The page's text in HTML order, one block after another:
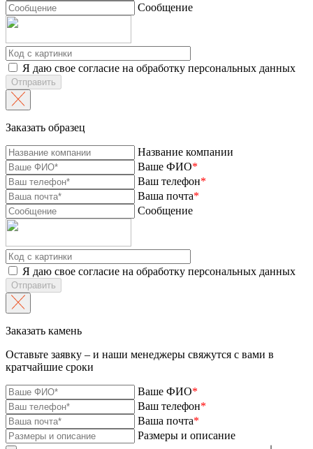
Сообщение
Я даю свое согласие на обработку персональных данных
Отправить
Заказать образец
Название компании
Ваше ФИО*
Ваш телефон*
Ваша почта*
Сообщение
Я даю свое согласие на обработку персональных данных
Отправить
Заказать камень
Оставьте заявку – и наши менеджеры свяжутся с вами в
кратчайшие сроки
Ваше ФИО*
Ваш телефон*
Ваша почта*
Размеры и описание